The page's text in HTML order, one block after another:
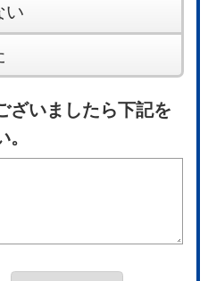
い
ざいましたら下記を